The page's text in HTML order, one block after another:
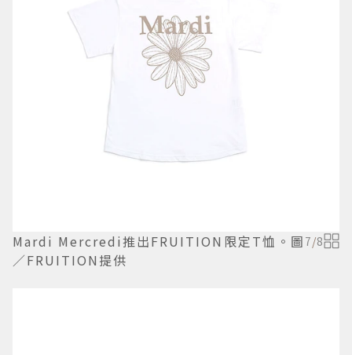
Mardi Mercredi推出FRUITION限定T恤。圖
／FRUITION提供
7/8